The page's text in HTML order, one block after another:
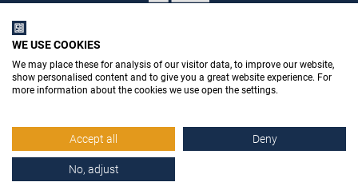
Stemid Bouwstoffen B.V.
WE USE COOKIES
We may place these for analysis of our visitor data, to improve our website,
show personalised content and to give you a great website experience. For
more information about the cookies we use open the settings.
Accept all Deny
No, adjust